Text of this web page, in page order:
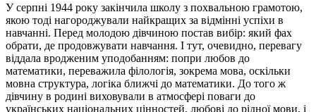
У серпні 1944 року закінчила школу з похвальною грамотою,
якою тоді нагороджували найкращих за відмінні успіхи в
навчанні. Перед молодою дівчиною постав вибір: який фах
обрати, де продовжувати навчання. І тут, очевидно, перевагу
віддала вродженим уподобанням: попри любов до
математики, переважила філологія, зокрема мова, оскільки
мовна структура, логіка ближчі до математики. До того ж
дівчину в родині виховували в атмосфері поваги до
українських національних цінностей, любові до рідної мови, і